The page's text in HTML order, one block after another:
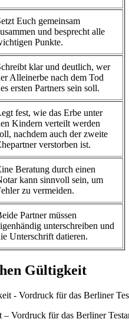
Euch gemeinsam
und besprecht alle
Punkte.
klar und deutlich, wer
Alleinerbe nach dem Tod
ersten Partners sein soll.
fest, wie das Erbe unter
Kindern verteilt werden
nachdem auch der zweite
verstorben ist.
Beratung durch einen
kann sinnvoll sein, um
zu vermeiden.
Partner müssen
unterschreiben und
Unterschrift datieren.
Gültigkeit
Vordruck für das Berliner